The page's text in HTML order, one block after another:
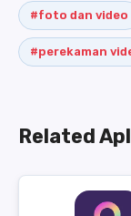
#foto dan video
#perekaman
Related